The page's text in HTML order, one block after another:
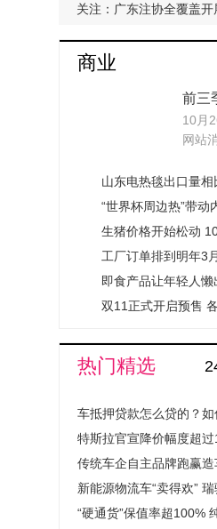
更多人走上一线
关注：广东注协全覆盖
业统一监管平台使用培训
商业
前三
零售
长态
10月
网站
山东电热毯出口量
30% 出口欧盟同比
“世界杯周边热”带动
长 产品订单量与上
40%
生猪价格开始松动
格转折点
工厂订单排到明年3
行服饰品牌该如何驶
即食产品让年轻人
商成销售销售“主战
双11正式开启预售
热门精选
车抵押贷款怎么贷的？
贷款程序是怎样的？
特斯拉官宣降价幅度超过
图明显
传统车企自主品牌跑赢
牌8月销量达17254辆占
新能源物流车“卖得欢”
去年同期增加3703辆
“硬通货”保值率超100%